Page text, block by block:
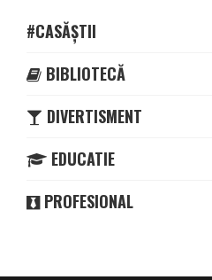
#CASĂȘTII
BIBLIOTECĂ
DIVERTISMENT
EDUCATIE
PROFESIONAL